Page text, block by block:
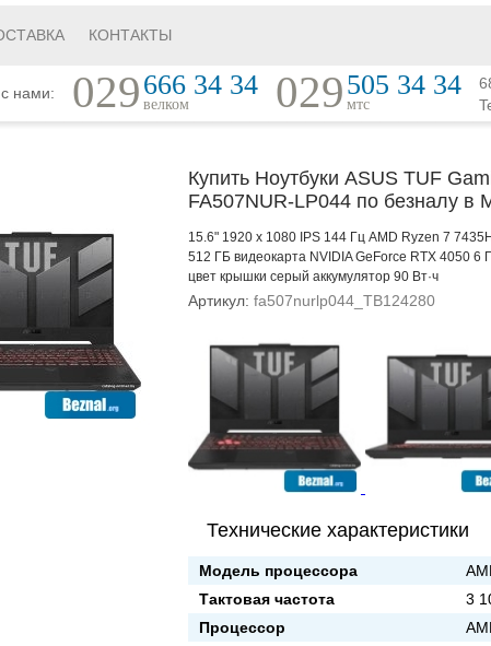
КОНТАКТЫ
нами: 029666 34 34
велком 029505 34 34
мтс
Купить Ноутбуки ASUS TUF
FA507NUR-LP044 по безналу в
15.6" 1920 x 1080 IPS 144 Гц AMD Ryzen 7
512 ГБ видеокарта NVIDIA GeForce RTX 4050 6
цвет крышки серый аккумулятор 90 Вт·ч
Артикул: fa507nurlp044_TB124280
Технические характеристики
Модель процессора
Тактовая частота
3
Процессор